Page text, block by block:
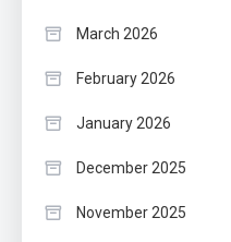
March 2026
February 2026
January 2026
December 2025
November 2025